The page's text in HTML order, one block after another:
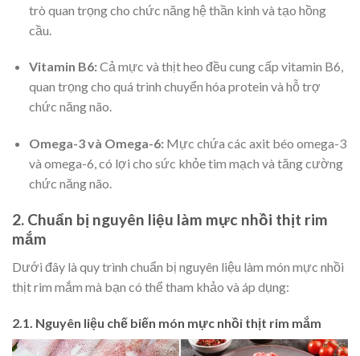
trò quan trọng cho chức năng hệ thần kinh và tạo hồng
cầu.
Vitamin B6:Cả mực và thịt heo đều cung cấp vitamin B6,
quan trọng cho quá trình chuyển hóa protein và hỗ trợ
chức năng não.
Omega-3 và Omega-6:Mực chứa các axit béo omega-3
và omega-6, có lợi cho sức khỏe tim mạch và tăng cường
chức năng não.
2. Chuẩn bị nguyên liệu làm mực nhồi thịt rim
mắm
Dưới đây là quy trình chuẩn bị nguyên liệu làm món mực nhồi
thịt rim mắm mà bạn có thể tham khảo và áp dụng:
2.1. Nguyên liệu chế biến món mực nhồi thịt rim mắm